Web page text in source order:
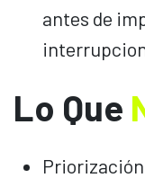
antes de
Lo Que
Priorización